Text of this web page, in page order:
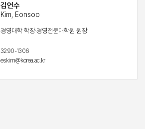
김언수
Kim, Eonsoo
경영대학 학장·경영전문대학원 원장
3290-1306
eskim@korea.ac.kr